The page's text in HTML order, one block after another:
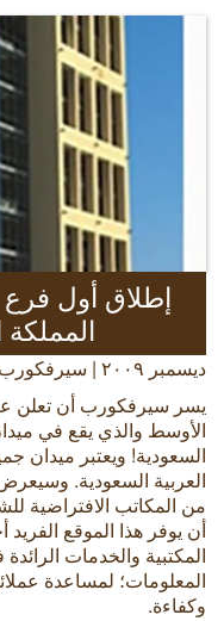
إطلاق أول
المملكة
ديسمبر ٢٠٠٩ | سيرفكورب
يسر سيرفكورب أن تعلن
الأوسط والذي يقع في
السعودية! ويعتبر ميدان
العربية السعودية.
من المكاتب الافتراضية
أن يوفر هذا الموقع
المكتبية والخدمات
المعلومات؛ لمساعدة
وكفاءة.